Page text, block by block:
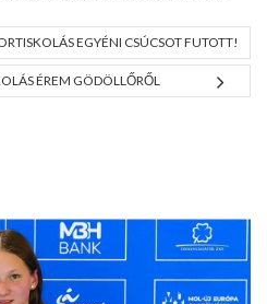
EGYÉNI CSÚCSOT FUTOTT!
ÉREM GÖDÖLLŐRŐL